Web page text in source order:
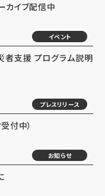
イブ配信中
イベント
者支援 プログラム説明
プレスリリース
付中）
お知らせ